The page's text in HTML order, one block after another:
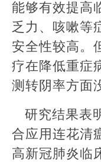
能够有效提高
乏力、咳嗽等
安全性较高。
疗在降低重症
测转阴率方面
研究结果表
合应用连花清
高新冠肺炎临